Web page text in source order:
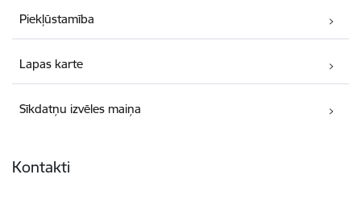
Piekļūstamība
Lapas karte
Sīkdatņu izvēles maiņa
Kontakti